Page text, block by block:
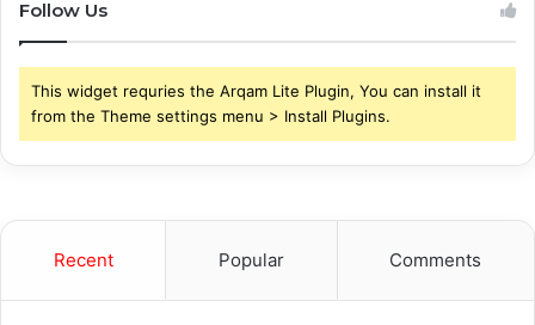
Follow Us
This widget requries the Arqam Lite Plugin, You can install it
from the Theme settings menu > Install Plugins.
Recent Popular Comments